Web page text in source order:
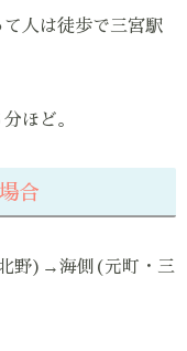
人は徒歩で三宮駅
ほど。
合
野)→海側(元町・三